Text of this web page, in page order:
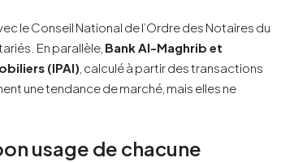
le Conseil National de l’Ordre des Notaires du
En parallèle, Bank Al-Maghrib et
(IPAI) , calculé à partir des transactions
une tendance de marché, mais elles ne
usage de chacune